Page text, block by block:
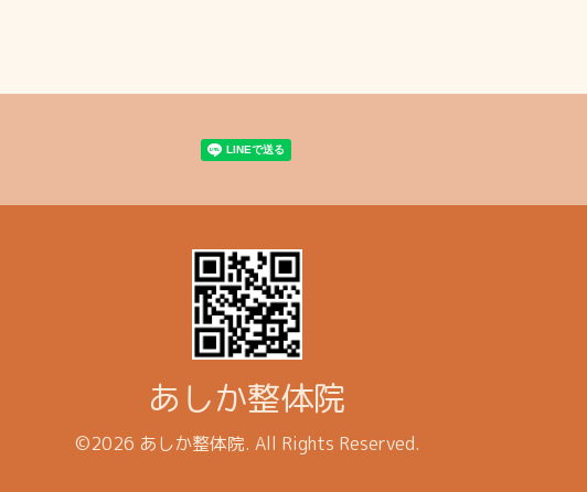
あしか整体院
©2026 あしか整体院. All Rights Reserved.